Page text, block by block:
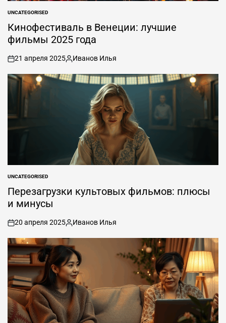
ОПУБЛИКОВАНО
В
UNCATEGORISED
Кинофестиваль в Венеции: лучшие
фильмы 2025 года
вкл
.
21 апреля 2025
Опубликовано
автором
Иванов Илья
ОПУБЛИКОВАНО
В
UNCATEGORISED
Перезагрузки культовых фильмов: плюсы
и минусы
вкл
.
20 апреля 2025
Опубликовано
автором
Иванов Илья